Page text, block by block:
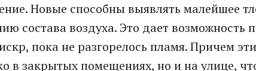
Новые способны выявлять малейшее
состава воздуха. Это дает возможность
пока не разгорелось пламя. Причем
в закрытых помещениях, но и на улице,